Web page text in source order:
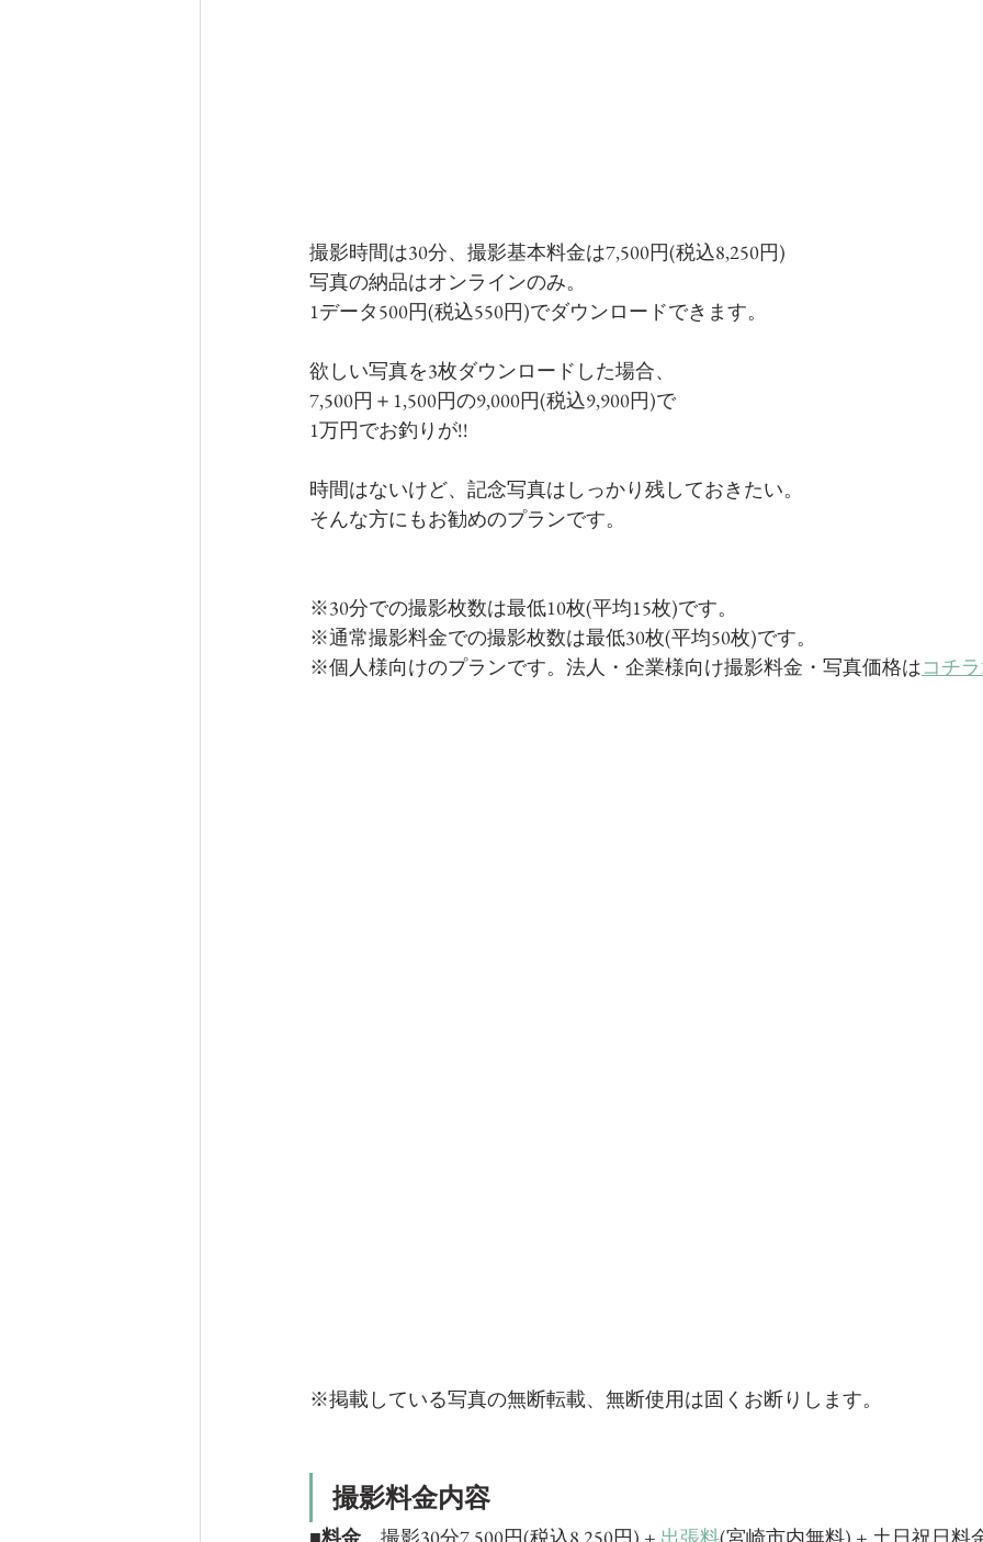
撮影時間は30分、撮影基本料金は7,500円(税込8,250円)
写真の納品はオンラインのみ。
1データ500円(税込550円)でダウンロードできます。
欲しい写真を3枚ダウンロードした場合、
7,500円＋1,500円の9,000円(税込9,900円)で
1万円でお釣りが!!
時間はないけど、記念写真はしっかり残しておきたい。
そんな方にもお勧めのプランです。
※30分での撮影枚数は最低10枚(平均15枚)です。
※通常撮影料金での撮影枚数は最低30枚(平均50枚)です。
※個人様向けのプランです。 法人・企業様向け撮影料金・写真価格はコチ
※掲載している写真の無断転載、無断使用は固くお断りします。
撮影料金内容
■料金 撮影30分7,500円(税込8,250円) + 出張料(宮崎市内無料) + 土日祝日料